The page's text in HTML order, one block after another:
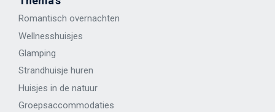
Romantisch overnachten
Wellnesshuisjes
Glamping
Strandhuisje huren
Huisjes in de natuur
Groepsaccommodaties